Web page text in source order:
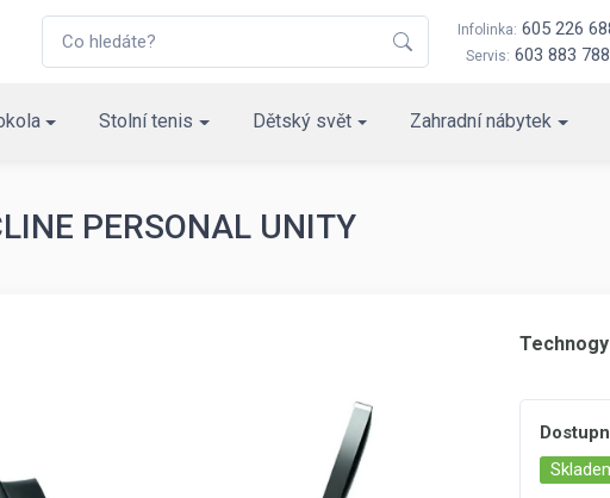
Infolinka: 605 226
Servis: 603 883 788
Stolní tenis Dětský svět Zahradní nábytek
PERSONAL UNITY